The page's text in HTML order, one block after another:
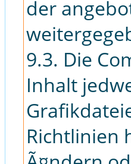
der
9.3. Die
Inhalt
Richtlinien